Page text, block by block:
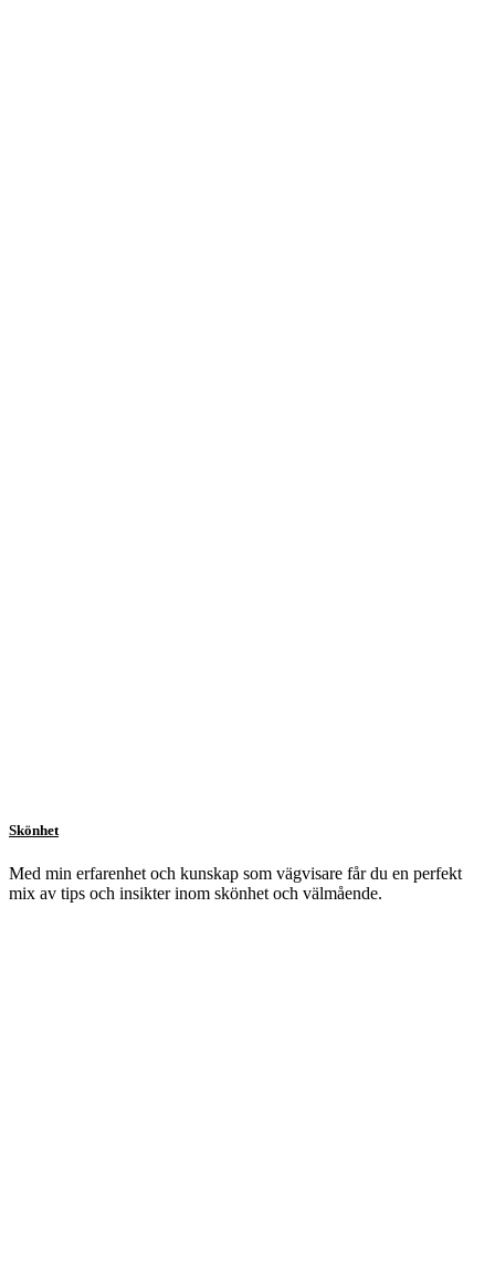
Skönhet
Med min erfarenhet och kunskap som vägvisare får du en perfekt
mix av tips och insikter inom skönhet och välmående.